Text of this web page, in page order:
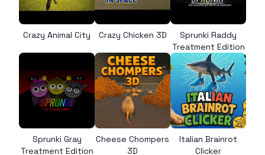
Crazy Animal City Crazy Chicken 3D
Sprunki Raddy
Treatment Edition
Sprunki Gray
Treatment Edition
Cheese Chompers
3D
Italian Brainrot
Clicker